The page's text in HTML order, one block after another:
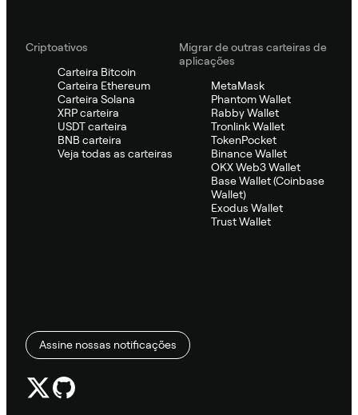
Criptoativos
Carteira Bitcoin
Carteira Ethereum
Carteira Solana
XRP carteira
USDT carteira
BNB carteira
Veja todas as carteiras
Migrar de outras carteiras de
aplicações
MetaMask
Phantom Wallet
Rabby Wallet
Tronlink Wallet
TokenPocket
Binance Wallet
OKX Web3 Wallet
Base Wallet (Coinbase
Wallet)
Exodus Wallet
Trust Wallet
Assine nossas notificações